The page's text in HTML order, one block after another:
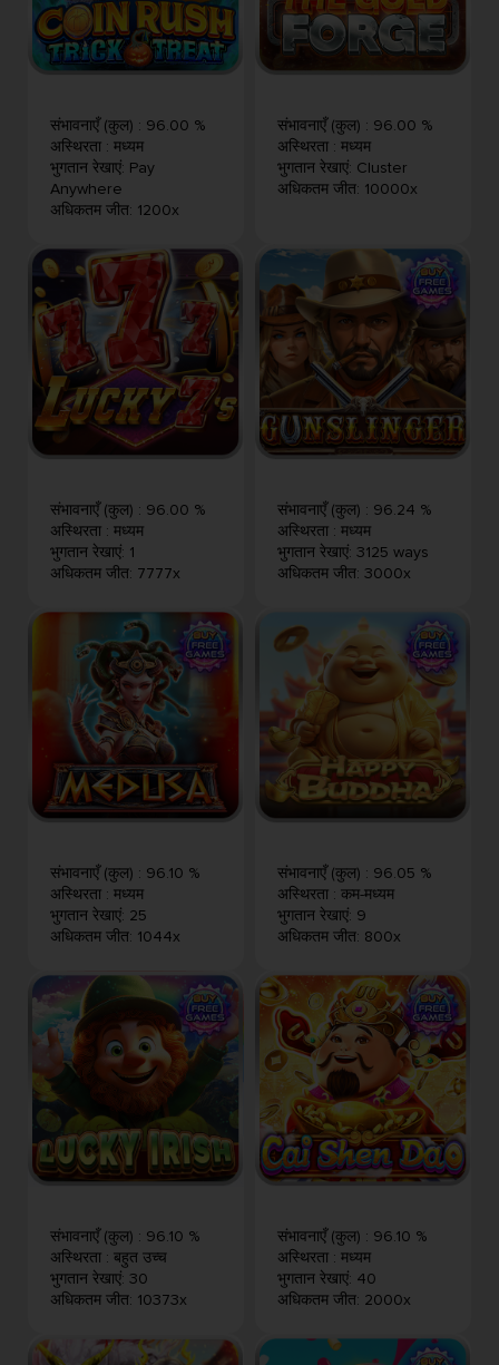
संभावनाएँ (कुल) : 96.00 %
अस्थिरता : मध्यम
भुगतान रेखाएं: Pay
Anywhere
अधिकतम जीत: 1200x
संभावनाएँ (कुल) : 96.00 %
अस्थिरता : मध्यम
भुगतान रेखाएं: Cluster
अधिकतम जीत: 10000x
संभावनाएँ (कुल) : 96.00 %
अस्थिरता : मध्यम
भुगतान रेखाएं: 1
अधिकतम जीत: 7777x
संभावनाएँ (कुल) : 96.24 %
अस्थिरता : मध्यम
भुगतान रेखाएं: 3125 ways
अधिकतम जीत: 3000x
संभावनाएँ (कुल) : 96.10 %
अस्थिरता : मध्यम
भुगतान रेखाएं: 25
अधिकतम जीत: 1044x
संभावनाएँ (कुल) : 96.05 %
अस्थिरता : कम-मध्यम
भुगतान रेखाएं: 9
अधिकतम जीत: 800x
संभावनाएँ (कुल) : 96.10 %
अस्थिरता : बहुत उच्च
भुगतान रेखाएं: 30
अधिकतम जीत: 10373x
संभावनाएँ (कुल) : 96.10 %
अस्थिरता : मध्यम
भुगतान रेखाएं: 40
अधिकतम जीत: 2000x